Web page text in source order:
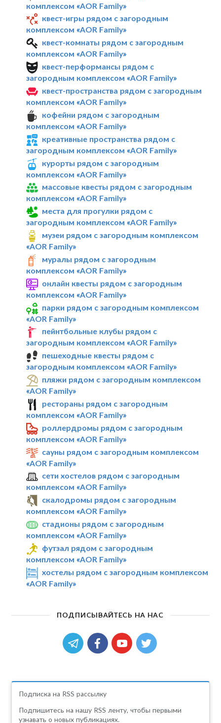
комплексом «AOR Family»
квест-игры рядом с загородным
комплексом «AOR Family»
квест-комнаты рядом с загородным
комплексом «AOR Family»
квест-перформансы рядом с
загородным комплексом «AOR Family»
квест-пространства рядом с загородным
комплексом «AOR Family»
кофейни рядом с загородным
комплексом «AOR Family»
креативные пространства рядом с
загородным комплексом «AOR Family»
курорты рядом с загородным
комплексом «AOR Family»
массовые квесты рядом с загородным
комплексом «AOR Family»
места для прогулки рядом с
загородным комплексом «AOR Family»
музеи рядом с загородным комплексом
«AOR Family»
муралы рядом с загородным
комплексом «AOR Family»
онлайн квесты рядом с загородным
комплексом «AOR Family»
парки рядом с загородным комплексом
«AOR Family»
пейнтбольные клубы рядом с
загородным комплексом «AOR Family»
пешеходные квесты рядом с
загородным комплексом «AOR Family»
пляжи рядом с загородным комплексом
«AOR Family»
рестораны рядом с загородным
комплексом «AOR Family»
роллердромы рядом с загородным
комплексом «AOR Family»
сауны рядом с загородным комплексом
«AOR Family»
сети хостелов рядом с загородным
комплексом «AOR Family»
скалодромы рядом с загородным
комплексом «AOR Family»
стадионы рядом с загородным
комплексом «AOR Family»
футзал рядом с загородным
комплексом «AOR Family»
хостелы рядом с загородным комплексом
«AOR Family»
ПОДПИСЫВАЙТЕСЬ НА НАС
Подписка на RSS рассылку
Подпишитесь на нашу RSS ленту, чтобы первыми
узнавать о новых публикациях.